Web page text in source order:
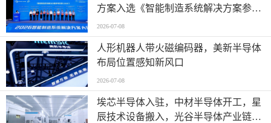
方案入选《智能制造系统解决方案参考
目录（2026）》
2026-07-08
人形机器人带火磁编码器，美新半导体
布局位置感知新风口
2026-07-08
埃芯半导体入驻，中材半导体开工，星
辰技术设备搬入，光谷半导体产业链有